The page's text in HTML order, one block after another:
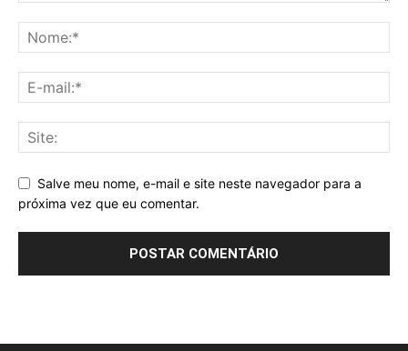
Salve meu nome, e-mail e site neste navegador para a
próxima vez que eu comentar.